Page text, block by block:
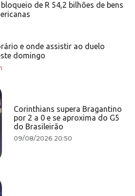
de R 54,2 bilhões de bens
e onde assistir ao duelo
domingo
Corinthians supera Bragantino
por 2 a 0 e se aproxima do G5
do Brasileirão
09/08/2026 20:50